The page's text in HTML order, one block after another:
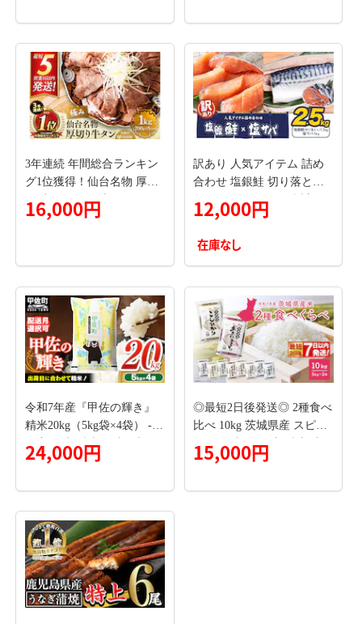
事業者支援 サーモン 魚 銀
鮭切り身
CFX0087
3年連続 年間総合ランキン
グ1位獲得！仙台名物 厚切
り 牛タン 塩仕込み 1kg(200
g×5P) 牛たん スライス 塩味
おいしい 美味 牛 肉 焼肉
バーベキュー BBQ 宮城県
利府町 船田食品]
16,000円
訳あり 人気アイテム 詰め
合わせ 塩銀鮭 切り落とし
1.5kg + 塩サバ 1kg 合計 約
2.5kg 株式会社西川 《7月下
県 勝浦市 塩銀鮭 塩サバ 魚
作り 惣菜【配送不可地域あ
り】(離島)---kastuura_nsk_3
0_2500g---
12,000円
在庫なし
令和7年産『甲佐の輝き』
精米20kg（5kg袋×4袋） -
国産 白米 精米 お米 ブレン
ド米 複数原料米 訳あり 厳
すすめ 熊本県 甲佐町【価
格改定ZR】
24,000円
◎最短2日後発送◎ 2種食べ
比べ 10kg 茨城県産 スピー
ド便 最速 最短 米 精米 小
分け 2025年産【令和7年産/
15,000円